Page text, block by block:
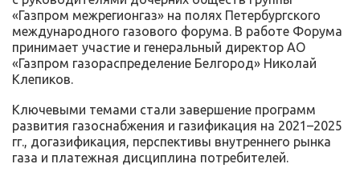
«Газпром межрегионгаз» на полях Петербургского
международного газового форума. В работе Форума
принимает участие и генеральный директор АО
«Газпром газораспределение Белгород» Николай
Клепиков.
Ключевыми темами стали завершение программ
развития газоснабжения и газификация на 2021–2025
гг., догазификация, перспективы внутреннего рынка
газа и платежная дисциплина потребителей.